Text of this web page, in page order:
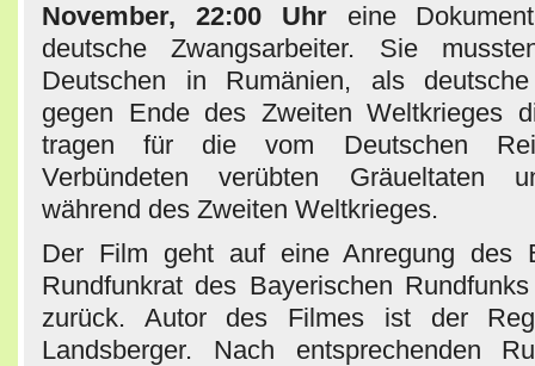
November, 22:00 Uhreine
deutsche Zwangsarbeiter. Sie
Deutschen in Rumänien, als deutsche
gegen Ende des Zweiten Weltkrieges
tragen für die vom Deutschen
Verbündeten verübten Gräueltaten
während des Zweiten Weltkrieges.
Der Film geht auf eine Anregung des
Rundfunkrat des Bayerischen
zurück. Autor des Filmes ist der
Landsberger. Nach entsprechenden